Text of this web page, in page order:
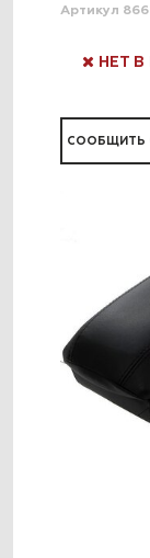
Артикул
НЕТ
СООБЩИТЬ